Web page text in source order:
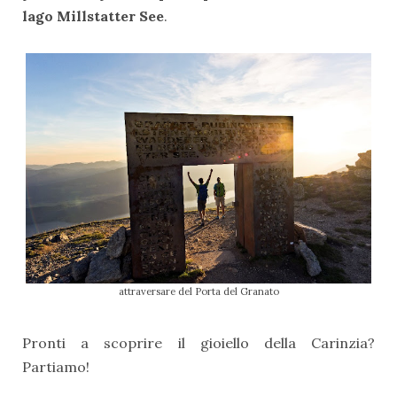
lago Millstatter See.
attraversare del Porta del Granato
Pronti a scoprire il gioiello della Carinzia?
Partiamo!